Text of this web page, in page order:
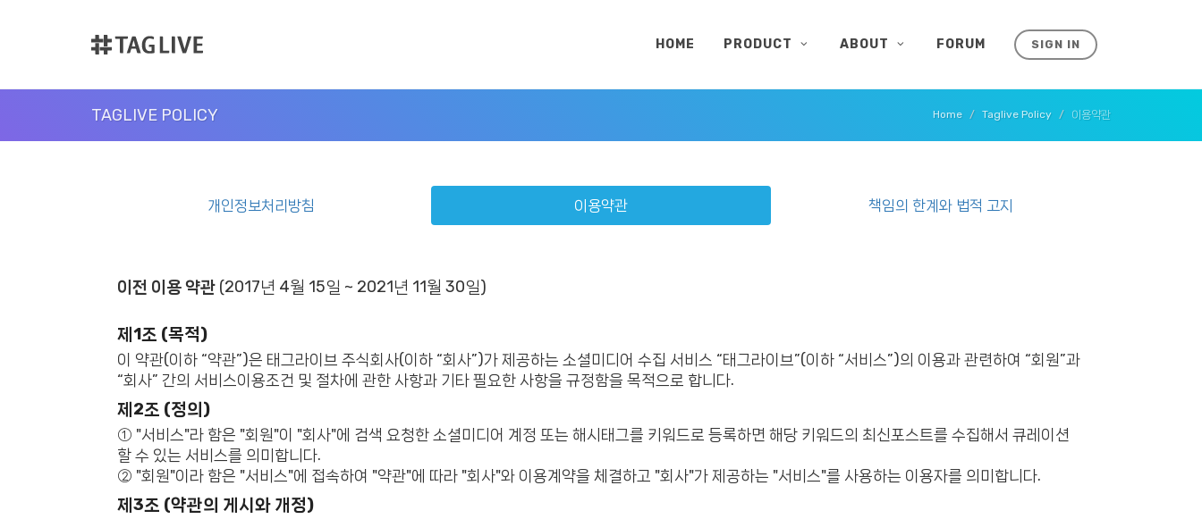
HOME PRODUCT ABOUT FORUM SIGN IN
TAGLIVE POLICY Home Taglive Policy 이용약관
개인정보처리방침 이용약관 책임의 한계와 법적 고지
이전 이용 약관(2017년 4월 15일 ~ 2021년 11월 30일)
제1조 (목적)
이 약관(이하 “약관”)은 태그라이브 주식회사(이하 “회사”)가 제공하는 소셜미디어 수집 서비스 “태그라이브”(이하 “서비스”)의 이용과 관련하여 “회원”과
“회사” 간의 서비스이용조건 및 절차에 관한 사항과 기타 필요한 사항을 규정함을 목적으로 합니다.
제2조 (정의)
① "서비스"라 함은 "회원"이 "회사"에 검색 요청한 소셜미디어 계정 또는 해시태그를 키워드로 등록하면 해당 키워드의 최신포스트를 수집해서 큐레이션
할 수 있는 서비스를 의미합니다.
② "회원"이라 함은 "서비스"에 접속하여 "약관"에 따라 "회사"와 이용계약을 체결하고 "회사"가 제공하는 "서비스"를 사용하는 이용자를 의미합니다.
제3조 (약관의 게시와 개정)